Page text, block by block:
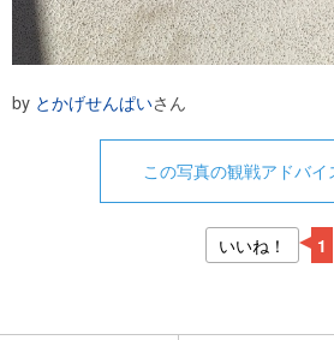
by とかげせんぱいさん
この写真の観戦アドバイ
いいね！ 1